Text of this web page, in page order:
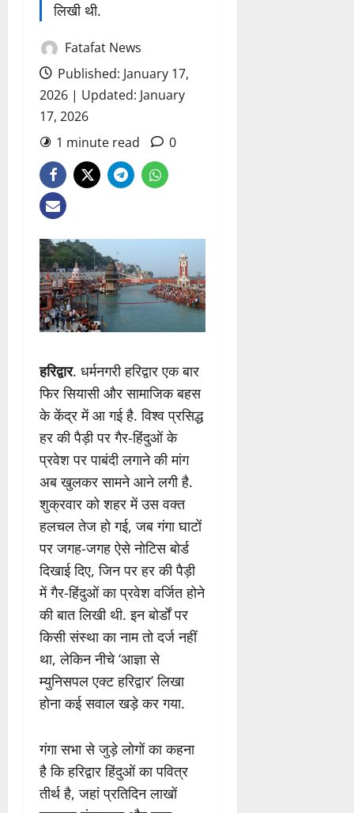
लिखी थी.
Fatafat News
Published: January 17,
2026 | Updated: January
17, 2026
1 minute read
0
हरिद्वार. धर्मनगरी हरिद्वार एक बार
फिर सियासी और सामाजिक बहस
के केंद्र में आ गई है. विश्व प्रसिद्ध
हर की पैड़ी पर गैर-हिंदुओं के
प्रवेश पर पाबंदी लगाने की मांग
अब खुलकर सामने आने लगी है.
शुक्रवार को शहर में उस वक्त
हलचल तेज हो गई, जब गंगा घाटों
पर जगह-जगह ऐसे नोटिस बोर्ड
दिखाई दिए, जिन पर हर की पैड़ी
में गैर-हिंदुओं का प्रवेश वर्जित होने
की बात लिखी थी. इन बोर्डों पर
किसी संस्था का नाम तो दर्ज नहीं
था, लेकिन नीचे ‘आज्ञा से
म्युनिसपल एक्ट हरिद्वार’ लिखा
होना कई सवाल खड़े कर गया.
गंगा सभा से जुड़े लोगों का कहना
है कि हरिद्वार हिंदुओं का पवित्र
तीर्थ है, जहां प्रतिदिन लाखों